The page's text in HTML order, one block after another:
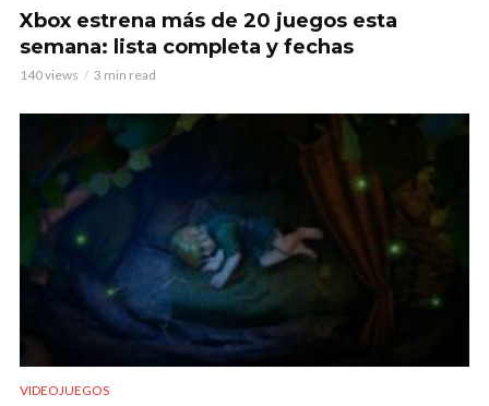
Xbox estrena más de 20 juegos esta
semana: lista completa y fechas
140 views 3 min read
VIDEOJUEGOS